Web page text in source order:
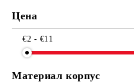
Цена
€2 - €11
Материал корпус